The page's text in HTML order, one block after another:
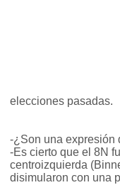
elecciones pasadas.
-¿Son una expresión
-Es cierto que el 8N
centroizquierda
disimularon con una